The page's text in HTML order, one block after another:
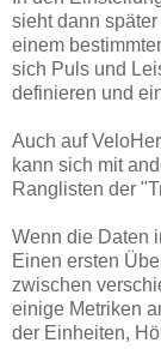
sieht dann
einem
sich Puls und
definieren und
Auch auf
kann sich mit
Ranglisten der
Wenn die Daten
Einen ersten
zwischen
einige Metriken
der Einheiten,